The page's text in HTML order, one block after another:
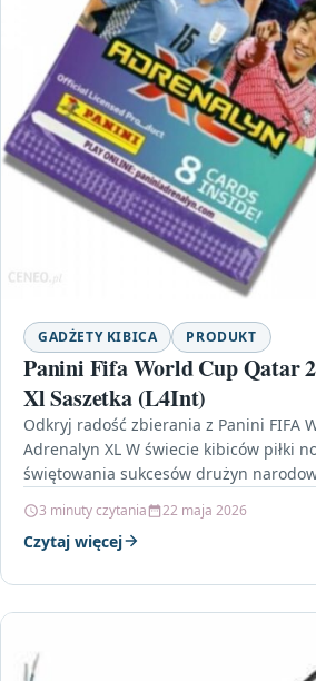
GADŻETY KIBICA PRODUKT
Panini Fifa World Cup Qatar
Xl Saszetka (L4Int)
Odkryj radość zbierania z Panini FIFA
Adrenalyn XL W świecie kibiców piłki
świętowania sukcesów drużyn
3 minuty czytania 22 maja 2026
Czytaj więcej